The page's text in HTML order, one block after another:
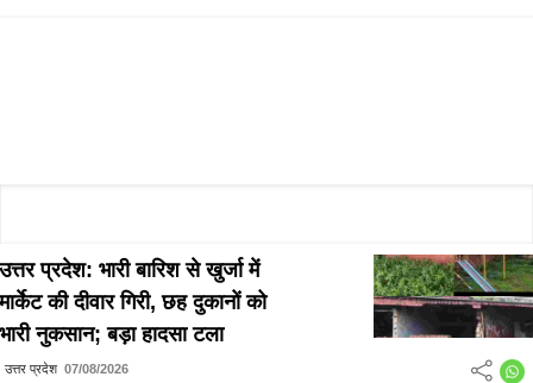
उत्तर प्रदेश: भारी बारिश से खुर्जा में
मार्केट की दीवार गिरी, छह दुकानों को
भारी नुकसान; बड़ा हादसा टला
उत्तर प्रदेश 07/08/2026